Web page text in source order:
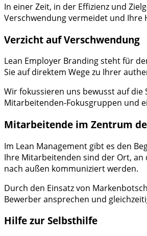
In einer Zeit, in der Effizienz und
Verschwendung vermeidet und Ihre
Verzicht auf Verschwendung
Lean Employer Branding steht für
Sie auf direktem Wege zu Ihrer
Wir fokussieren uns bewusst auf
Mitarbeitenden-Fokusgruppen und
Mitarbeitende im Zentrum
Im Lean Management gibt es den
Ihre Mitarbeitenden sind der Ort,
nach außen kommuniziert werden.
Durch den Einsatz von
Bewerber ansprechen und
Hilfe zur Selbsthilfe